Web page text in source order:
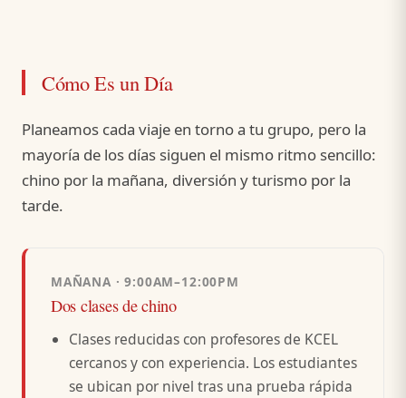
Cómo Es un Día
Planeamos cada viaje en torno a tu grupo, pero la
mayoría de los días siguen el mismo ritmo sencillo:
chino por la mañana, diversión y turismo por la
tarde.
MAÑANA · 9:00AM–12:00PM
Dos clases de chino
Clases reducidas con profesores de KCEL
cercanos y con experiencia. Los estudiantes
se ubican por nivel tras una prueba rápida